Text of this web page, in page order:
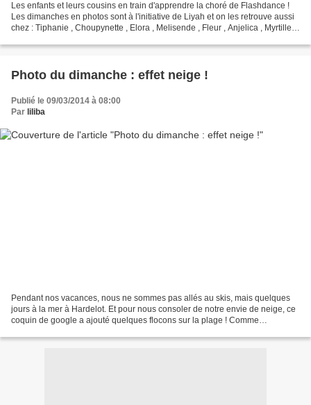
Les enfants et leurs cousins en train d'apprendre la choré de Flashdance !
Les dimanches en photos sont à l'initiative de Liyah et on les retrouve aussi
chez : Tiphanie , Choupynette , Elora , Melisende , Fleur , Anjelica , Myrtille ,
Photo du dimanche : effet neige !
Publié le 09/03/2014 à 08:00
Par liliba
Pendant nos vacances, nous ne sommes pas allés au skis, mais quelques
jours à la mer à Hardelot. Et pour nous consoler de notre envie de neige, ce
coquin de google a ajouté quelques flocons sur la plage ! Comme